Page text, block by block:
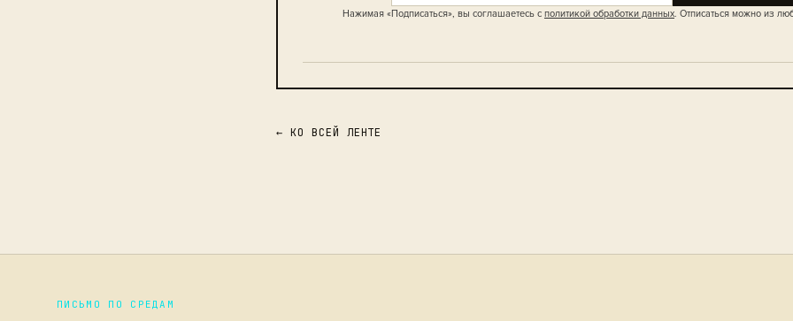
Нажимая «Подписаться», вы соглашаетесь с политикой обработки данных. Отписаться можно из
← КО ВСЕЙ ЛЕНТЕ
ПИСЬМО ПО СРЕДАМ